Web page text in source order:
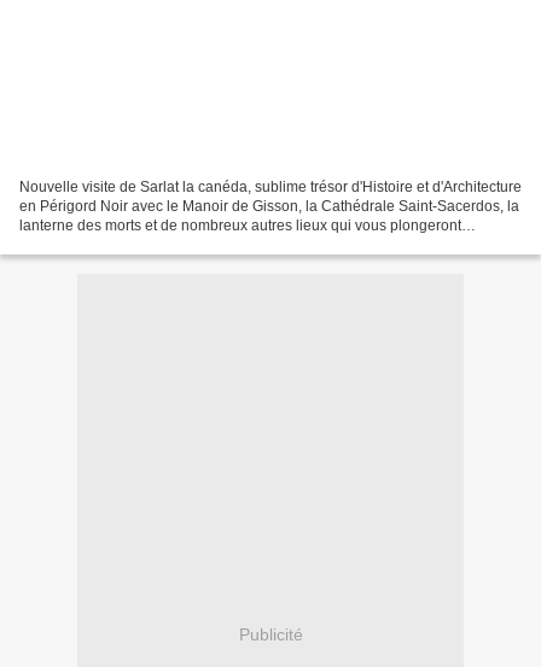
Nouvelle visite de Sarlat la canéda, sublime trésor d'Histoire et d'Architecture
en Périgord Noir avec le Manoir de Gisson, la Cathédrale Saint-Sacerdos, la
lanterne des morts et de nombreux autres lieux qui vous plongeront
Publicité